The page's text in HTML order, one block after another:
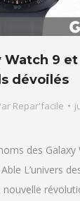
Watch 9
dévoilés
Repar'facile
des Galaxy
L’univers